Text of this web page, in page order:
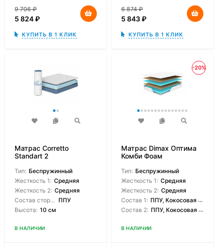
9 706₽
5 824₽
КУПИТЬ В 1 КЛИК
6 874₽
5 843₽
КУПИТЬ В 1 КЛИК
Матрас Corretto
Standart 2
Тип: Беспружинный
Жесткость 1: Средняя
Жесткость 2: Средняя
Состав сторон: ППУ
Высота: 10 см
В НАЛИЧИИ
-20%
Матрас Dimax Оптима
Комби Фоам
Тип: Беспружинный
Жесткость 1: Средняя
Жесткость 2: Средняя
Состав 1: ППУ, Кокосовая койра
Состав 2: ППУ, Кокосовая койра
В НАЛИЧИИ